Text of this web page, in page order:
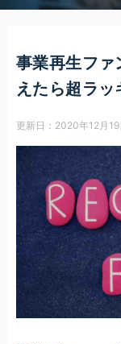
事業再生ファ
えたら超ラッ
更新日： 2020年12月19